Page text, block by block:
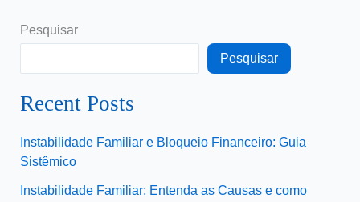
Pesquisar
Pesquisar
Recent Posts
Instabilidade Familiar e Bloqueio Financeiro: Guia
Sistêmico
Instabilidade Familiar: Entenda as Causas e como